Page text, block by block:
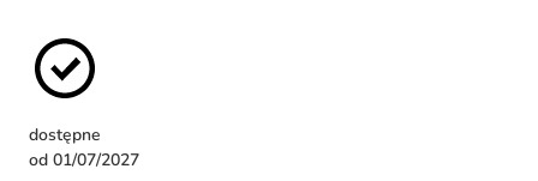
dostępne
od 01/07/2027